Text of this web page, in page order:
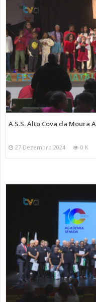
A.S.S. Alto Cova da Moura
27 Dezembro 2024 0 K